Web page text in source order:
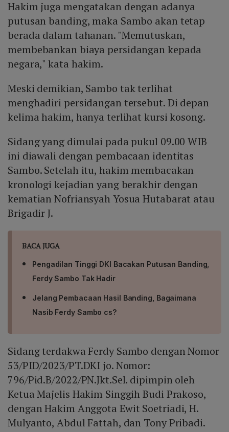
Hakim juga mengatakan dengan adanya
putusan banding, maka Sambo akan tetap
berada dalam tahanan. "Memutuskan,
membebankan biaya persidangan kepada
negara," kata hakim.
Meski demikian, Sambo tak terlihat
menghadiri persidangan tersebut. Di depan
kelima hakim, hanya terlihat kursi kosong.
Sidang yang dimulai pada pukul 09.00 WIB
ini diawali dengan pembacaan identitas
Sambo. Setelah itu, hakim membacakan
kronologi kejadian yang berakhir dengan
kematian Nofriansyah Yosua Hutabarat atau
Brigadir J.
BACA JUGA
Pengadilan Tinggi DKI Bacakan Putusan Banding,
Ferdy Sambo Tak Hadir
Jelang Pembacaan Hasil Banding, Bagaimana
Nasib Ferdy Sambo cs?
Sidang terdakwa Ferdy Sambo dengan Nomor
53/PID/2023/PT.DKI jo. Nomor:
796/Pid.B/2022/PN.Jkt.Sel. dipimpin oleh
Ketua Majelis Hakim Singgih Budi Prakoso,
dengan Hakim Anggota Ewit Soetriadi, H.
Mulyanto, Abdul Fattah, dan Tony Pribadi.